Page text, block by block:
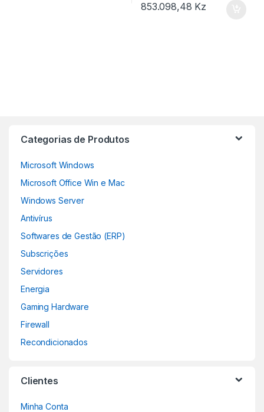
853.098,48 Kz
Categorias de Produtos
Microsoft Windows
Microsoft Office Win e Mac
Windows Server
Antivírus
Softwares de Gestão (ERP)
Subscrições
Servidores
Energia
Gaming Hardware
Firewall
Recondicionados
Clientes
Minha Conta